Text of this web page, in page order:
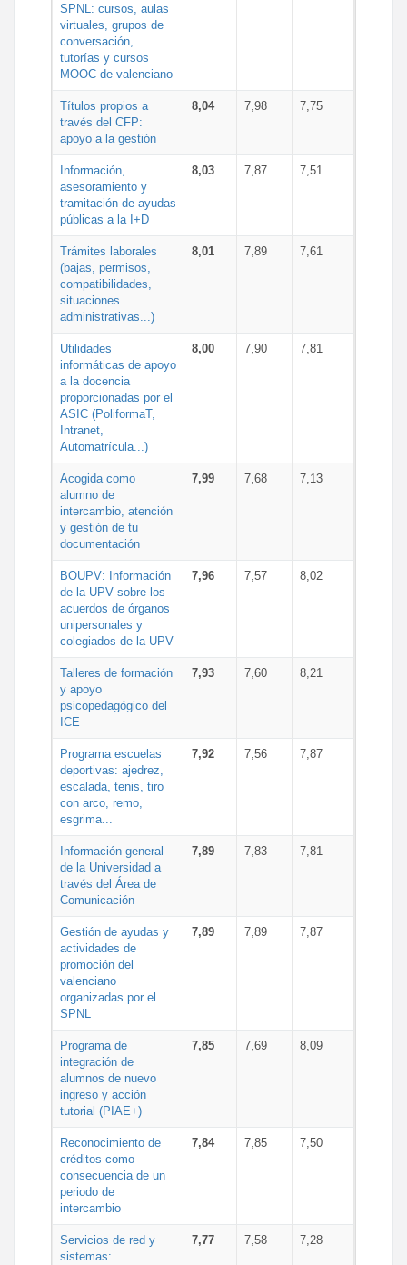
SPNL: cursos, aulas
virtuales, grupos de
conversación,
tutorías y cursos
MOOC de valenciano
Títulos propios a
través del CFP:
apoyo a la gestión
8,04 7,98 7,75
Información,
asesoramiento y
tramitación de ayudas
públicas a la I+D
8,03 7,87 7,51
Trámites laborales
(bajas, permisos,
compatibilidades,
situaciones
administrativas...)
8,01 7,89 7,61
Utilidades
informáticas de apoyo
a la docencia
proporcionadas por el
ASIC (PoliformaT,
Intranet,
Automatrícula...)
8,00 7,90 7,81
Acogida como
alumno de
intercambio, atención
y gestión de tu
documentación
7,99 7,68 7,13
BOUPV: Información
de la UPV sobre los
acuerdos de órganos
unipersonales y
colegiados de la UPV
7,96 7,57 8,02
Talleres de formación
y apoyo
psicopedagógico del
ICE
7,93 7,60 8,21
Programa escuelas
deportivas: ajedrez,
escalada, tenis, tiro
con arco, remo,
esgrima...
7,92 7,56 7,87
Información general
de la Universidad a
través del Área de
Comunicación
7,89 7,83 7,81
Gestión de ayudas y
actividades de
promoción del
valenciano
organizadas por el
SPNL
7,89 7,89 7,87
Programa de
integración de
alumnos de nuevo
ingreso y acción
tutorial (PIAE+)
7,85 7,69 8,09
Reconocimiento de
créditos como
consecuencia de un
periodo de
intercambio
7,84 7,85 7,50
Servicios de red y
sistemas:
7,77 7,58 7,28